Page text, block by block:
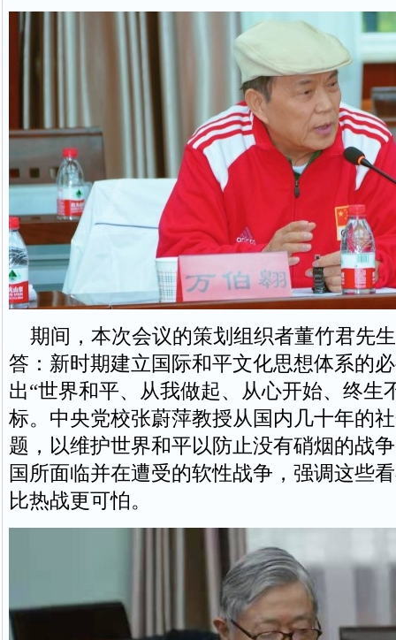
期间，本次会议的策划组织者董竹君先
答：新时期建立国际和平文化思想体系的
出“世界和平、从我做起、从心开始、终生
标。中央党校张蔚萍教授从国内几十年的
题，以维护世界和平以防止没有硝烟的战
国所面临并在遭受的软性战争，强调这些
比热战更可怕。